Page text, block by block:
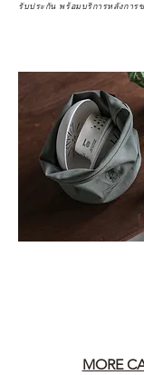
รับประกัน พร้อมบริการหลังการ
MORE